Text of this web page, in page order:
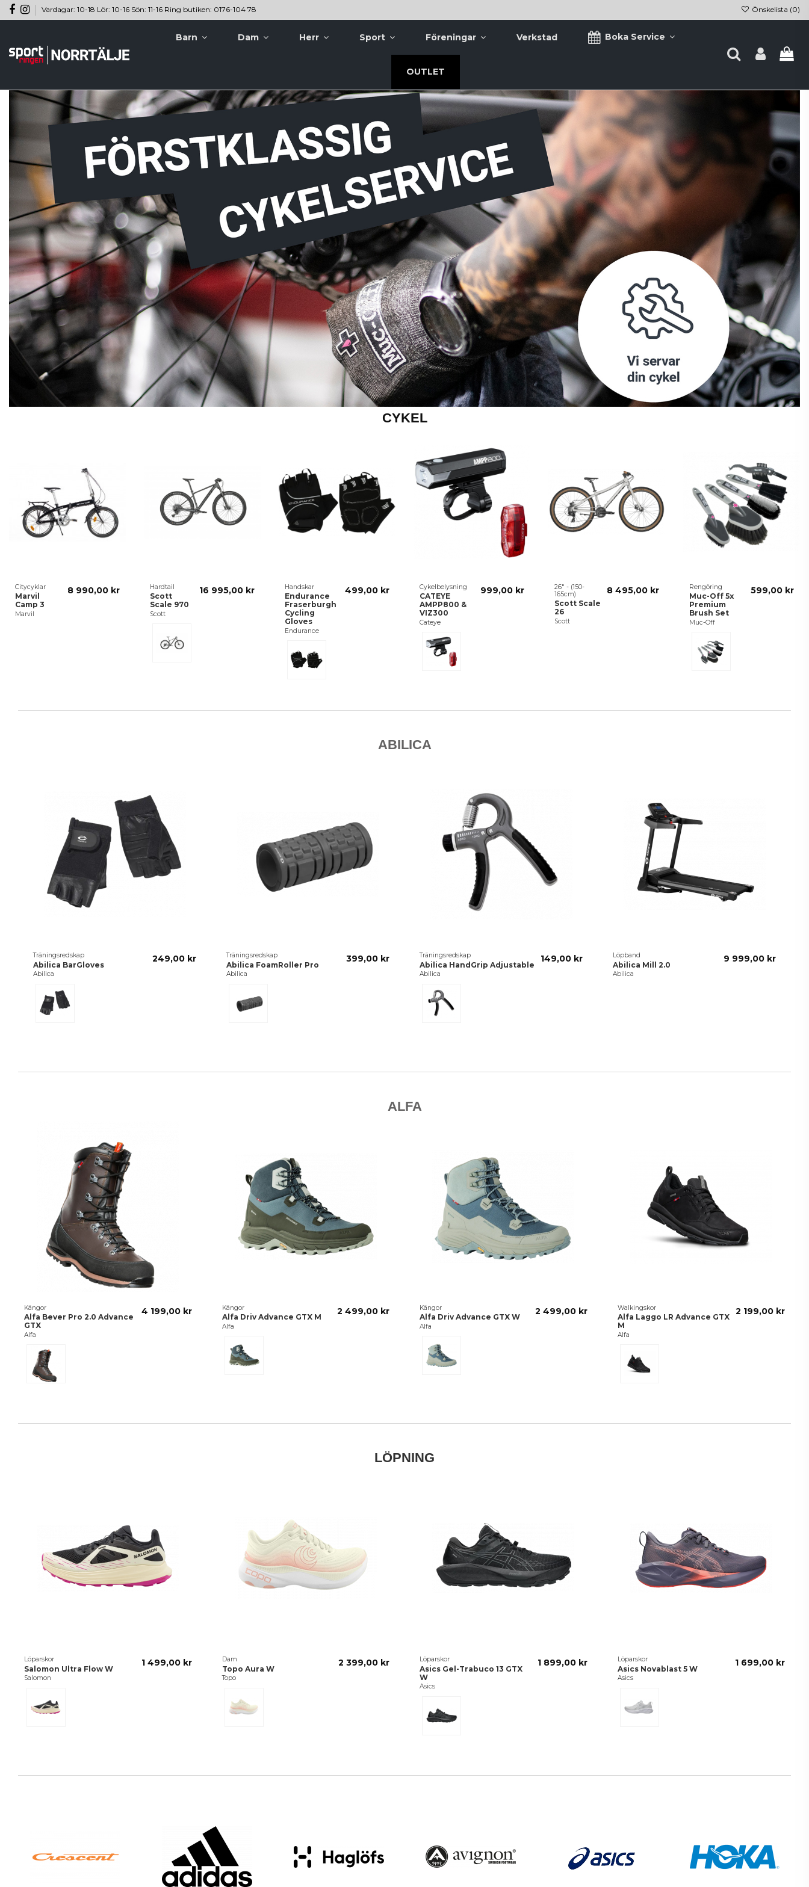
Vardagar: 10-18 Lör: 10-16 Sön: 11-16 Ring butiken: 0176-104 78 Önskelista (0)
Barn Dam Herr Sport Föreningar Verkstad Boka Service
OUTLET
CYKEL
Citycyklar
Marvil
Camp 3
Marvil
8 990,00 kr Hardtail
Scott
Scale 970
Scott
16 995,00 kr Handskar
Endurance
Fraserburgh
Cycling
Gloves
Endurance
499,00 kr Cykelbelysning
CATEYE
AMPP800 &
VIZ300
Cateye
Svart
999,00 kr
26" - (150-
165cm)
Scott Scale
26
Scott
8 495,00 kr Rengöring
Muc-Off 5x
Premium
Brush Set
Muc-Off
Svart
599,00 kr
ABILICA
Träningsredskap
Abilica BarGloves
Abilica
Svart
249,00 kr Träningsredskap
Abilica FoamRoller Pro
Abilica
399,00 kr Träningsredskap
Abilica HandGrip Adjustable
Abilica
Svart
149,00 kr Löpband
Abilica Mill 2.0
Abilica
9 999,00 kr
ALFA
Kängor
Alfa Bever Pro 2.0 Advance
GTX
Alfa
Brown
4 199,00 kr Kängor
Alfa Driv Advance GTX M
Alfa
2 499,00 kr Kängor
Alfa Driv Advance GTX W
Alfa
2 499,00 kr Walkingskor
Alfa Laggo LR Advance GTX
M
Alfa
2 199,00 kr
LÖPNING
Löparskor
Salomon Ultra Flow W
Salomon
1 499,00 kr Dam
Topo Aura W
Topo
2 399,00 kr Löparskor
Asics Gel-Trabuco 13 GTX
W
Asics
1 899,00 kr Löparskor
Asics Novablast 5 W
Asics
1 699,00 kr